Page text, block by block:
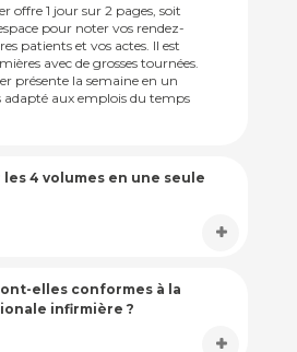
offre 1 jour sur 2 pages, soit
pour noter vos rendez-
patients et vos actes. Il est
avec de grosses tournées.
présente la semaine en un
aux emplois du temps
4 volumes en une seule
elles conformes à la
infirmière ?